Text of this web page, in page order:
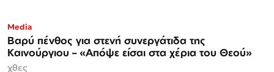
Media
Βαρύ πένθος για στενή συνεργάτιδα της
Καινούργιου – «Απόψε είσαι στα χέρια του Θεού»
χθες